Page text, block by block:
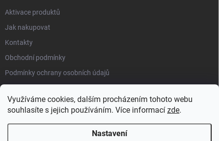
Využíváme cookies, dalším procházením tohoto webu
souhlasíte s jejich používáním. Více informací zde.
Nastavení
Aktivace produktů
Jak nakupovat
Kontakty
Obchodní podmínky
Podmínky ochrany osobních údajů